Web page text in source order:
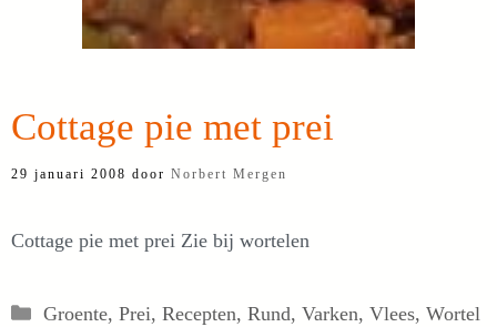
Cottage pie met prei
29 januari 2008 door Norbert Mergen
Cottage pie met prei Zie bij wortelen
Categorieën
Groente, Prei, Recepten, Rund, Varken, Vlees, Wortel